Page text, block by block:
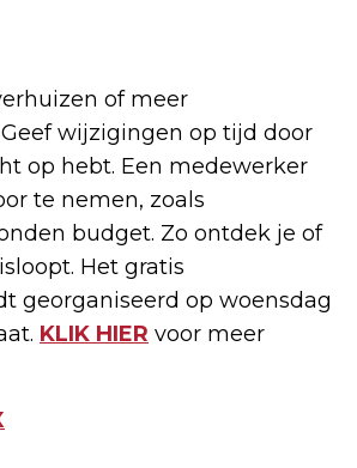
of meer
wijzigingen op tijd door
op hebt. Een medewerker
te nemen, zoals
budget. Zo ontdek je of
Het gratis
georganiseerd op woensdag
KLIK HIER voor meer